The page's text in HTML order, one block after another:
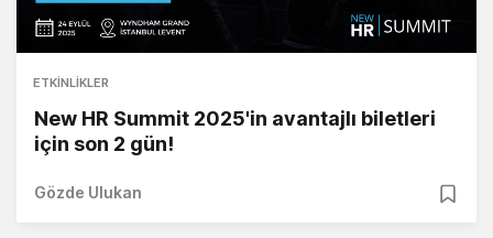
ETKINLIKLER
New HR Summit 2025'in avantajlı biletleri
için son 2 gün!
Gözde Ulukan